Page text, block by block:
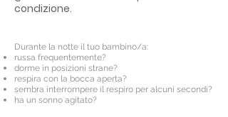
condizione.
Durante la notte il tuo bambino/a:
russa frequentemente?
dorme in posizioni strane?
respira con la bocca aperta?
sembra interrompere il respiro per alcuni secondi?
ha un sonno agitato?